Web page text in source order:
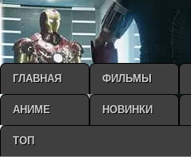
ГЛАВНАЯ ФИЛЬМЫ
АНИМЕ НОВИНКИ
ТОП